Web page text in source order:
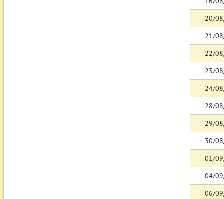
20/
21/
22/
23/
24/
28/
29/
30/
01/
04/
06/